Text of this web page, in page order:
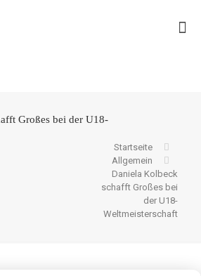
Großes bei der U18-
Startseite
Allgemein
Daniela Kolbeck
schafft Großes bei
der U18-
Weltmeisterschaft